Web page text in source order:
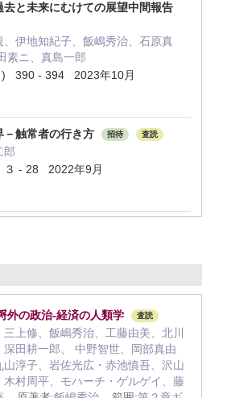
去と未来にむけての展望中間報告
伊地知紀子、飯嶋秀治、石原真
素ニ、真島一郎
390 - 394 2023年10月
－触常者の行き方 招待 査読
郎
- 28 2022年9月
外の政治‐経済の人類学 査読
上修、飯嶋秀治、工藤由美、北川
田耕一郎、 中野智世、岡部真由
淳子、岩佐光広・赤池慎吾、沢山
村周平、モハーチ・ゲルゲイ、藤